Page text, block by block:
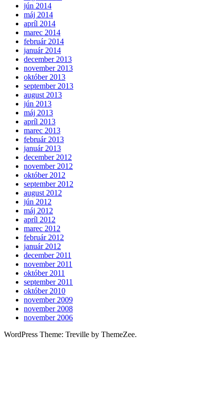
jún 2014
máj 2014
apríl 2014
marec 2014
február 2014
január 2014
december 2013
november 2013
október 2013
september 2013
august 2013
jún 2013
máj 2013
apríl 2013
marec 2013
február 2013
január 2013
december 2012
november 2012
október 2012
september 2012
august 2012
jún 2012
máj 2012
apríl 2012
marec 2012
február 2012
január 2012
december 2011
november 2011
október 2011
september 2011
október 2010
november 2009
november 2008
november 2006
WordPress Theme: Treville by ThemeZee.